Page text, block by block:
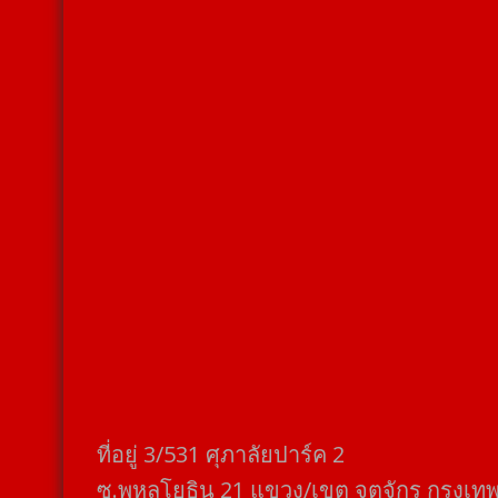
ที่อยู่​ 3/531​ ศุภาลัยปาร์ค​ 2
ซ.พหลโยธิน​ 21​ แขวง/เขต​ จตุจักร​ กรุงเท